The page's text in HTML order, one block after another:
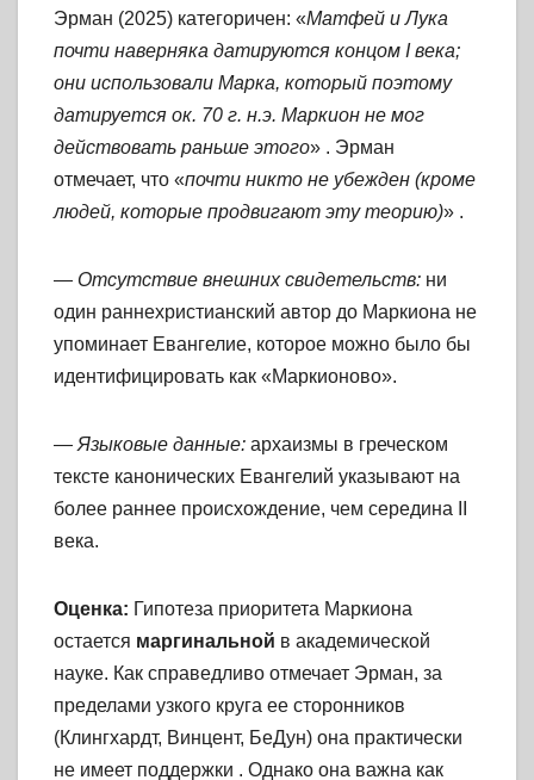
Эрман (2025) категоричен: «Матфей и Лука
почти наверняка датируются концом I века;
они использовали Марка, который поэтому
датируется ок. 70 г. н.э. Маркион не мог
действовать раньше этого» . Эрман
отмечает, что «почти никто не убежден (кроме
людей, которые продвигают эту теорию)» .
— Отсутствие внешних свидетельств: ни
один раннехристианский автор до Маркиона не
упоминает Евангелие, которое можно было бы
идентифицировать как «Маркионово».
— Языковые данные: архаизмы в греческом
тексте канонических Евангелий указывают на
более раннее происхождение, чем середина II
века.
Оценка: Гипотеза приоритета Маркиона
остается маргинальной в академической
науке. Как справедливо отмечает Эрман, за
пределами узкого круга ее сторонников
(Клингхардт, Винцент, БеДун) она практически
не имеет поддержки . Однако она важна как